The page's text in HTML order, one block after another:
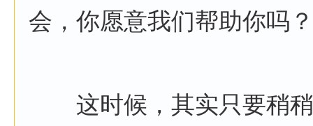
会，你愿意我们帮助你吗
这时候，其实只要稍稍